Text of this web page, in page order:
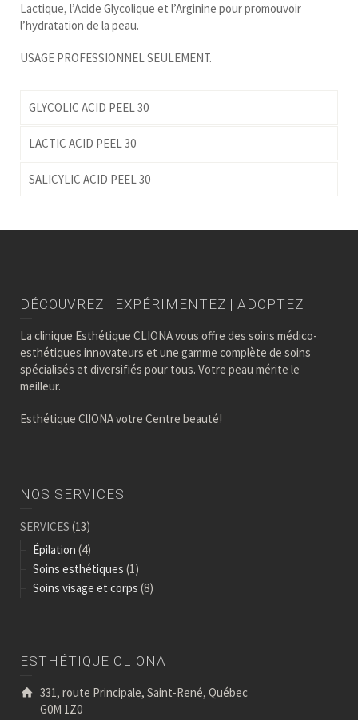
Lactique, l’Acide Glycolique et l’Arginine pour promouvoir
l’hydratation de la peau.
USAGE PROFESSIONNEL SEULEMENT.
GLYCOLIC ACID PEEL 30
LACTIC ACID PEEL 30
SALICYLIC ACID PEEL 30
DÉCOUVREZ | EXPÉRIMENTEZ | ADOPTEZ
La clinique Esthétique CLIONA vous offre des soins médico-
esthétiques innovateurs et une gamme complète de soins
spécialisés et diversifiés pour tous. Votre peau mérite le
meilleur.
Esthétique ClIONA votre Centre beauté!
NOS SERVICES
SERVICES (13)
Épilation (4)
Soins esthétiques (1)
Soins visage et corps (8)
ESTHÉTIQUE CLIONA
331, route Principale, Saint-René, Québec
G0M 1Z0